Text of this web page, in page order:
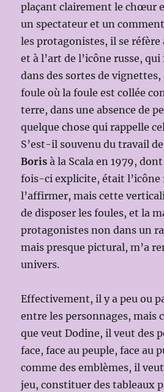
plaçant clairement le chœur
un spectateur et un
les protagonistes, il se réfère
et à l’art de l’icône russe, qui
dans des sortes de vignettes,
foule où la foule est collée
terre, dans une absence de
quelque chose qui rappelle
S’est-il souvenu du travail
Boris à la Scala en 1979,
fois-ci explicite, était l’icône
l’affirmer, mais cette
de disposer les foules, et la
protagonistes non dans un
mais presque pictural, m’a
univers.
Effectivement, il y a peu ou
entre les personnages, mais
que veut Dodine, il veut des
face, face au peuple, face au
comme des emblèmes, il
jeu, constituer des tableaux